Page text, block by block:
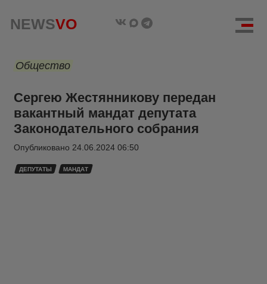
NEWSVO
Общество
Сергею Жестянникову передан
вакантный мандат депутата
Законодательного собрания
Опубликовано 24.06.2024 06:50
ДЕПУТАТЫ МАНДАТ